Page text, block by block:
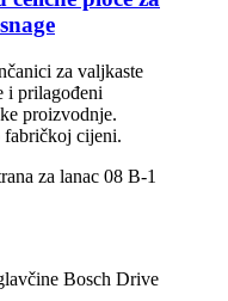
za valjkaste
i prilagođeni
proizvodnje.
fabričkoj cijeni.
za lanac 08 B-1